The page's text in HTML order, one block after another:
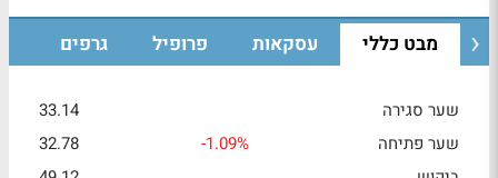
מבט כללי עסקאות פרופיל גרפים
שער סגירה
33.14
שער פתיחה
-1.09%
32.78